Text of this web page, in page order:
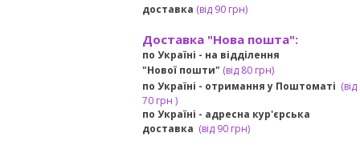
доставка (від90 грн)
Доставка "Нова пошта":
по Україні - на відділення
"Нової пошти" (від 80 грн)
по Україні - отримання у Поштоматі (від
70 грн )
по Україні - адресна кур'єрська
доставка (від90 грн)